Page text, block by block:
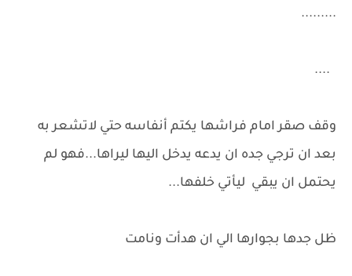
.........
....
وقف صقر امام فراشها يكتم أنفاسه حتي لاتشعر به
بعد ان ترجي جده ان يدعه يدخل اليها ليراها...فهو لم
يحتمل ان يبقي ليأتي خلفها...
ظل جدها بجوارها الي ان هدأت ونامت